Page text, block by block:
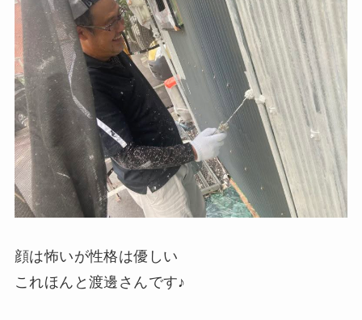
顔は怖いが性格は優しい
これほんと渡邊さんです♪